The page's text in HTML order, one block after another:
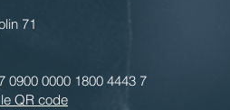
71
0900 0000 1800 4443 7
QR code